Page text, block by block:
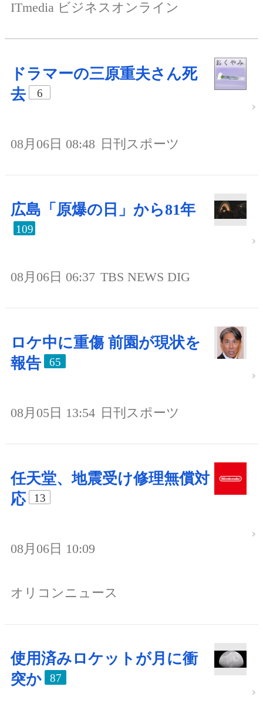
ITmedia ビジネスオンライン
ドラマーの三原重夫さん死
去
6
08月06日 08:48 日刊スポーツ
広島「原爆の日」から81年
109
08月06日 06:37 TBS NEWS DIG
ロケ中に重傷 前園が現状を
報告
65
08月05日 13:54 日刊スポーツ
任天堂、地震受け修理無償対
応
13
08月06日 10:09
オリコンニュース
使用済みロケットが月に衝
突か
87